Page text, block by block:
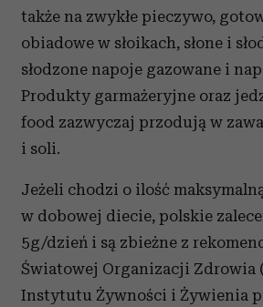
także na zwykłe pieczywo,
obiadowe w słoikach, słone i
słodzone napoje gazowane i
Produkty garmażeryjne oraz
food zazwyczaj przodują w
i soli.
Jeżeli chodzi o ilość
w dobowej diecie, polskie
5g/dzień i są zbieżne z
Światowej Organizacji Zdrowia
Instytutu Żywności i Żywienia